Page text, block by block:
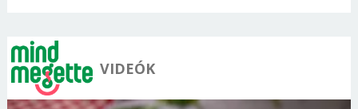
VIDEÓK